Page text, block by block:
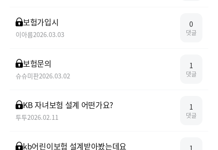
보험가입시
이아름2026.03.03
0
댓글
보험문의
슈슈미판2026.03.02
1
댓글
KB 자녀보험 설계 어떤가요?
투투2026.02.11
1
댓글
kb어린이보험 설계받아봤는데요 1